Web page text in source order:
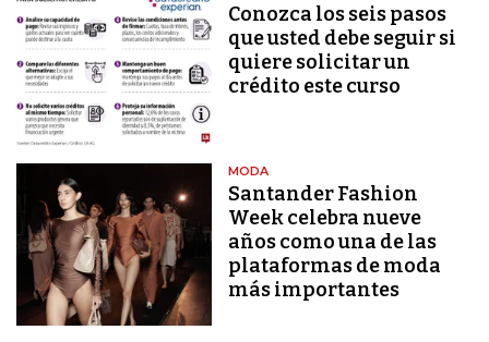
Conozca los seis pasos
que usted debe seguir si
quiere solicitar un
crédito este curso
MODA
Santander Fashion
Week celebra nueve
años como una de las
plataformas de moda
más importantes